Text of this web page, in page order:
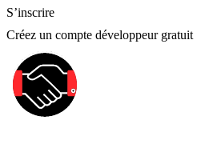
S’inscrire
Créez un compte développeur gratuit